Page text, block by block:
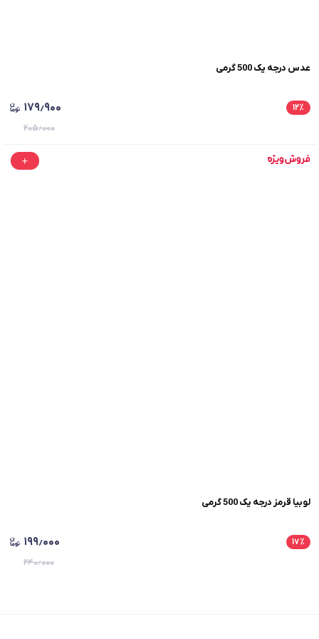
عدس درجه یک 500 گرمی
۱۲٪ ۱۷۹٫۹۰۰
۲۰۵٫۰۰۰
لوبیا قرمز درجه یک 500 گرمی
۱۷٪ ۱۹۹٫۰۰۰
۲۴۰٫۰۰۰